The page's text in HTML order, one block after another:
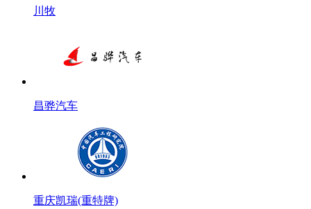
川牧
昌骅汽车
重庆凯瑞(重特牌)